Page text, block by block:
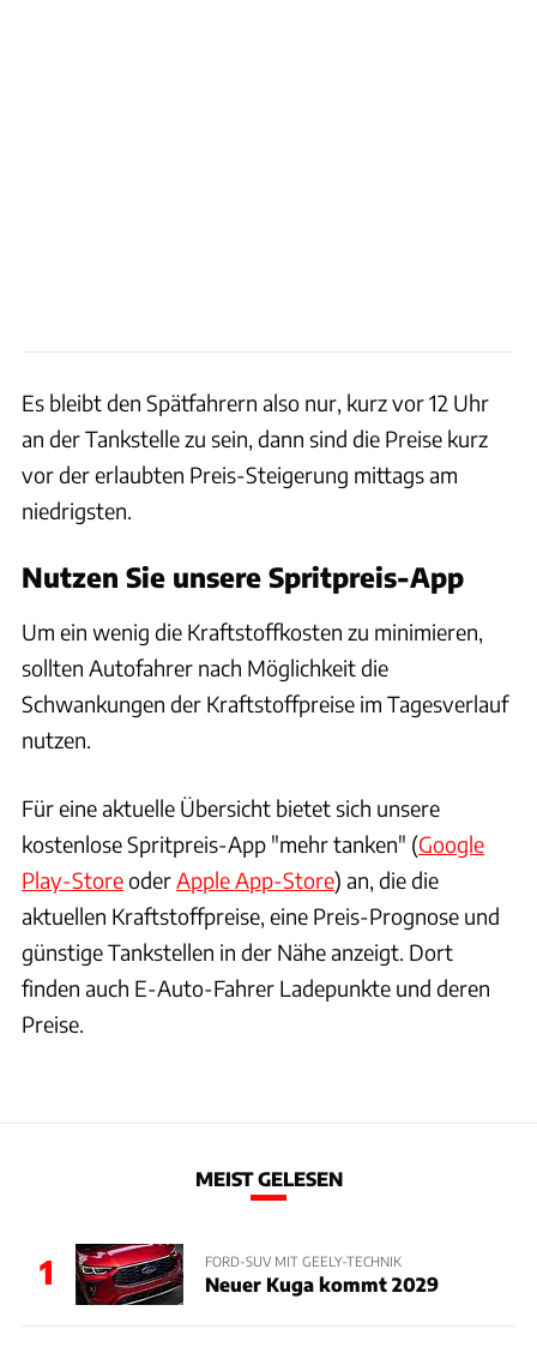
Es bleibt den Spätfahrern also nur, kurz vor 12 Uhr
an der Tankstelle zu sein, dann sind die Preise kurz
vor der erlaubten Preis-Steigerung mittags am
niedrigsten.
Nutzen Sie unsere Spritpreis-App
Um ein wenig die Kraftstoffkosten zu minimieren,
sollten Autofahrer nach Möglichkeit die
Schwankungen der Kraftstoffpreise im Tagesverlauf
nutzen.
Für eine aktuelle Übersicht bietet sich unsere
kostenlose Spritpreis-App "mehr tanken" (Google
Play-StoreoderApple App-Store) an, die die
aktuellen Kraftstoffpreise, eine Preis-Prognose und
günstige Tankstellen in der Nähe anzeigt. Dort
finden auch E-Auto-Fahrer Ladepunkte und deren
Preise.
MEIST GELESEN
1 FORD-SUV MIT GEELY-TECHNIK
Neuer Kuga kommt 2029